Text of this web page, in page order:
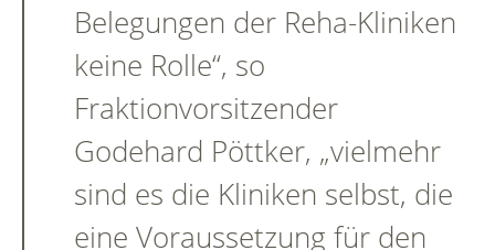
Belegungen der Reha-Kliniken
keine Rolle“, so
Fraktionvorsitzender
Godehard Pöttker, „vielmehr
sind es die Kliniken selbst, die
eine Voraussetzung für den